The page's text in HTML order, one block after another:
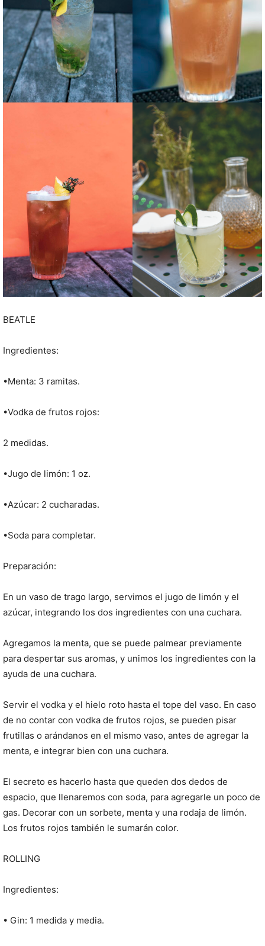
BEATLE
Ingredientes:
•Menta: 3 ramitas.
•Vodka de frutos rojos:
2 medidas.
•Jugo de limón: 1 oz.
•Azúcar: 2 cucharadas.
•Soda para completar.
Preparación:
En un vaso de trago largo, servimos el jugo de limón y el
azúcar, integrando los dos ingredientes con una cuchara.
Agregamos la menta, que se puede palmear previamente
para despertar sus aromas, y unimos los ingredientes con la
ayuda de una cuchara.
Servir el vodka y el hielo roto hasta el tope del vaso. En caso
de no contar con vodka de frutos rojos, se pueden pisar
frutillas o arándanos en el mismo vaso, antes de agregar la
menta, e integrar bien con una cuchara.
El secreto es hacerlo hasta que queden dos dedos de
espacio, que llenaremos con soda, para agregarle un poco de
gas. Decorar con un sorbete, menta y una rodaja de limón.
Los frutos rojos también le sumarán color.
ROLLING
Ingredientes:
• Gin: 1 medida y media.